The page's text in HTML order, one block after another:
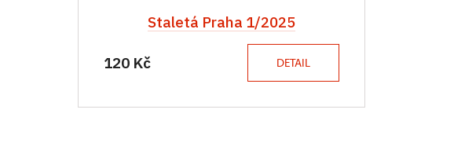
Staletá Praha 1/2025
120 Kč DETAIL